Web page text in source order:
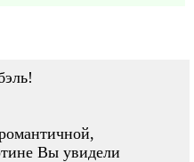
Вы увидели